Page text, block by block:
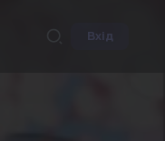
Вхід